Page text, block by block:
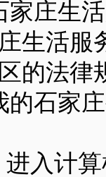
家庄生
生活服
的法律
的石家
进入计